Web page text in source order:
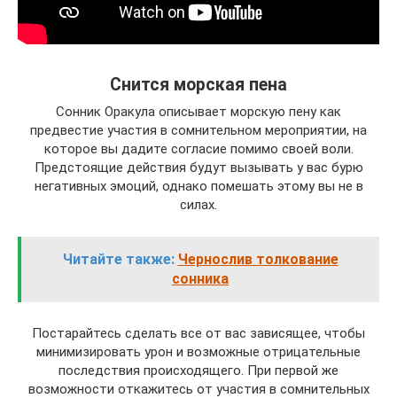
Снится морская пена
Сонник Оракула описывает морскую пену как
предвестие участия в сомнительном мероприятии, на
которое вы дадите согласие помимо своей воли.
Предстоящие действия будут вызывать у вас бурю
негативных эмоций, однако помешать этому вы не в
силах.
Читайте также: Чернослив толкование
сонника
Постарайтесь сделать все от вас зависящее, чтобы
минимизировать урон и возможные отрицательные
последствия происходящего. При первой же
возможности откажитесь от участия в сомнительных